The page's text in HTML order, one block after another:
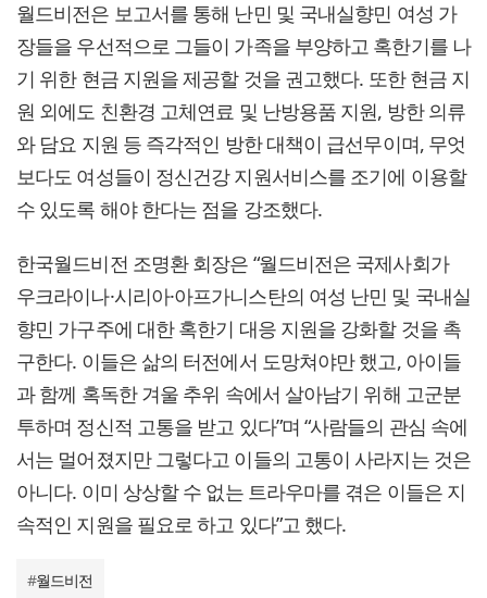
월드비전은 보고서를 통해 난민 및 국내실향민 여성 가
장들을 우선적으로 그들이 가족을 부양하고 혹한기를 나
기 위한 현금 지원을 제공할 것을 권고했다. 또한 현금 지
원 외에도 친환경 고체연료 및 난방용품 지원, 방한 의류
와 담요 지원 등 즉각적인 방한 대책이 급선무이며, 무엇
보다도 여성들이 정신건강 지원서비스를 조기에 이용할
수 있도록 해야 한다는 점을 강조했다.
한국월드비전 조명환 회장은 “월드비전은 국제사회가
우크라이나·시리아·아프가니스탄의 여성 난민 및 국내실
향민 가구주에 대한 혹한기 대응 지원을 강화할 것을 촉
구한다. 이들은 삶의 터전에서 도망쳐야만 했고, 아이들
과 함께 혹독한 겨울 추위 속에서 살아남기 위해 고군분
투하며 정신적 고통을 받고 있다”며 “사람들의 관심 속에
서는 멀어졌지만 그렇다고 이들의 고통이 사라지는 것은
아니다. 이미 상상할 수 없는 트라우마를 겪은 이들은 지
속적인 지원을 필요로 하고 있다”고 했다.
#월드비전